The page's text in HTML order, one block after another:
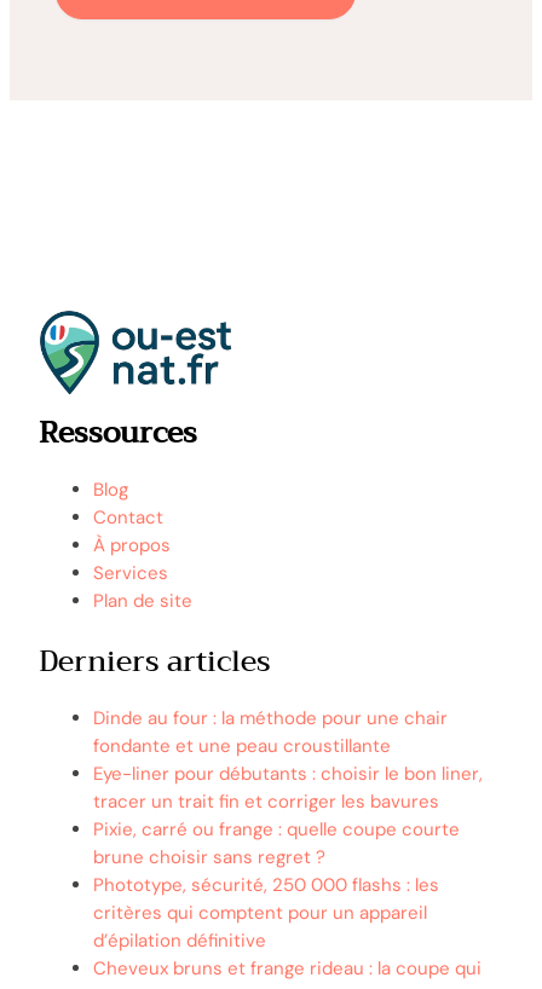
Ressources
Blog
Contact
À propos
Services
Plan de site
Derniers articles
Dinde au four : la méthode pour une chair
fondante et une peau croustillante
Eye-liner pour débutants : choisir le bon liner,
tracer un trait fin et corriger les bavures
Pixie, carré ou frange : quelle coupe courte
brune choisir sans regret ?
Phototype, sécurité, 250 000 flashs : les
critères qui comptent pour un appareil
d’épilation définitive
Cheveux bruns et frange rideau : la coupe qui